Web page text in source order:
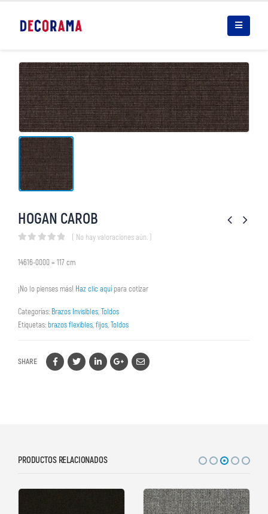
HOGAN CAROB
( No hay valoraciones aún. )
14616-0000 = 117 cm
¡No lo pienses más! Haz clic aquípara cotizar
Categorías: Brazos Invisibles,Toldos
Etiquetas:brazos flexibles,fijos,Toldos
SHARE
PRODUCTOS RELACIONADOS